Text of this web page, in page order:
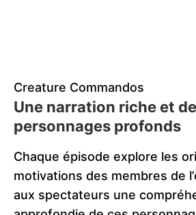
Creature Commandos
Une narration riche et
personnages profonds
Chaque épisode explore les
motivations des membres de
aux spectateurs une